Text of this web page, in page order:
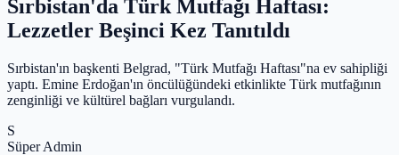
Sırbistan'da Türk Mutfağı Haftası:
Lezzetler Beşinci Kez Tanıtıldı
Sırbistan'ın başkenti Belgrad, "Türk Mutfağı Haftası"na ev sahipliği
yaptı. Emine Erdoğan'ın öncülüğündeki etkinlikte Türk mutfağının
zenginliği ve kültürel bağları vurgulandı.
S
Süper Admin